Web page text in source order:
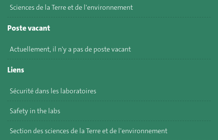
Sciences de la Terre et de l'environnement
Poste vacant
Actuellement, il n'y a pas de poste vacant
Liens
Sécurité dans les laboratoires
Safety in the labs
Section des sciences de la Terre et de l'environnement